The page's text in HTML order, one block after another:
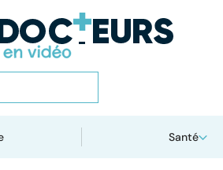
Santé